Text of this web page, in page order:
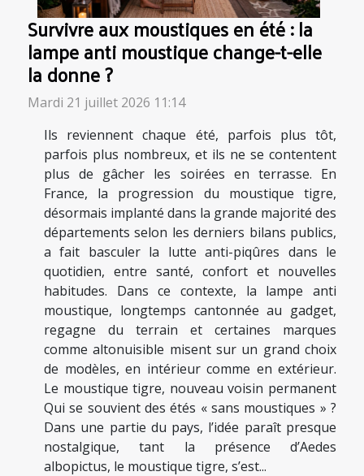
Survivre aux moustiques en été : la
lampe anti moustique change-t-elle
la donne ?
Mardi 21 juillet 2026 11:14
Ils reviennent chaque été, parfois plus tôt,
parfois plus nombreux, et ils ne se contentent
plus de gâcher les soirées en terrasse. En
France, la progression du moustique tigre,
désormais implanté dans la grande majorité des
départements selon les derniers bilans publics,
a fait basculer la lutte anti-piqûres dans le
quotidien, entre santé, confort et nouvelles
habitudes. Dans ce contexte, la lampe anti
moustique, longtemps cantonnée au gadget,
regagne du terrain et certaines marques
comme altonuisible misent sur un grand choix
de modèles, en intérieur comme en extérieur.
Le moustique tigre, nouveau voisin permanent
Qui se souvient des étés « sans moustiques » ?
Dans une partie du pays, l’idée paraît presque
nostalgique, tant la présence d’Aedes
albopictus, le moustique tigre, s’est...